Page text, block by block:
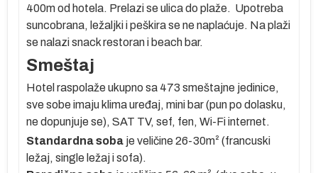
400m od hotela. Prelazi se ulica do plaže. Upotreba
suncobrana, ležaljki i peškira se ne naplaćuje. Na plaži
se nalazi snack restoran i beach bar.
Smeštaj
Hotel raspolaže ukupno sa 473 smeštajne jedinice,
sve sobe imaju klima uređaj, mini bar (pun po dolasku,
ne dopunjuje se), SAT TV, sef, fen, Wi-Fi internet.
Standardna soba je veličine 26-30m² (francuski
ležaj, single ležaj i sofa).